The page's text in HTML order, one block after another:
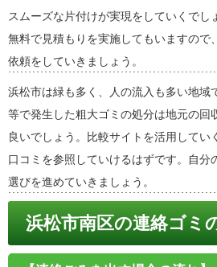
スムーズな片付けが実現をしていくでし
無料で見積もりを実施してもいますので
依頼をしていきましょう。
浜松市は緑も多く、人の流入も多い地域
等で発生した粗大ゴミの処分は地元の回
良いでしょう。比較サイトを活用してい
口コミを参照していけるはずです。自分
選びを進めていきましょう。
浜松市南区の連絡ゴミ